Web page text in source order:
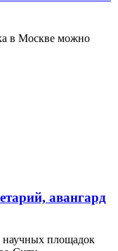
в Москве можно
авангард
научных площадок